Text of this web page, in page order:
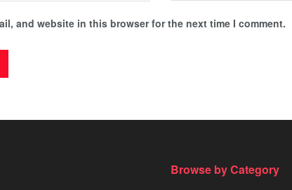
and website in this browser for the next time I comment.
Browse by Category